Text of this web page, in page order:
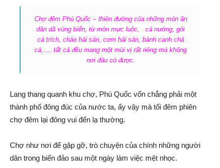
Chợ đêm Phú Quốc – thiên đường của những món ăn
dân dã vùng biển, từ món mực luộc, cá nướng, gỏi
cá trích, cháo hải sản, cơm hải sản, bánh canh chả
cá,…. tất cả đều mang một mùi vị rất riêng mà không
nơi đâu có được.
Lang thang quanh khu chợ, Phú Quốc vốn chẳng phải một
thành phố đông đúc của nước ta, ấy vậy mà tối đêm phiên
chợ đêm lại đông vui đến lạ thường.
Chợ như nơi để gặp gỡ, trò chuyện của chính những người
dân trong biển đảo sau một ngày làm việc mệt nhọc.